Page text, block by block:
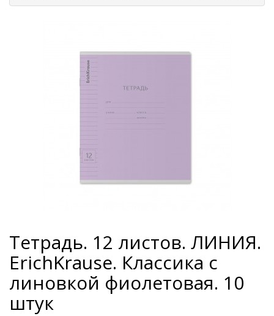
Тетрадь. 12 листов. ЛИНИЯ.
ErichKrause. Классика с
линовкой фиолетовая. 10
штук